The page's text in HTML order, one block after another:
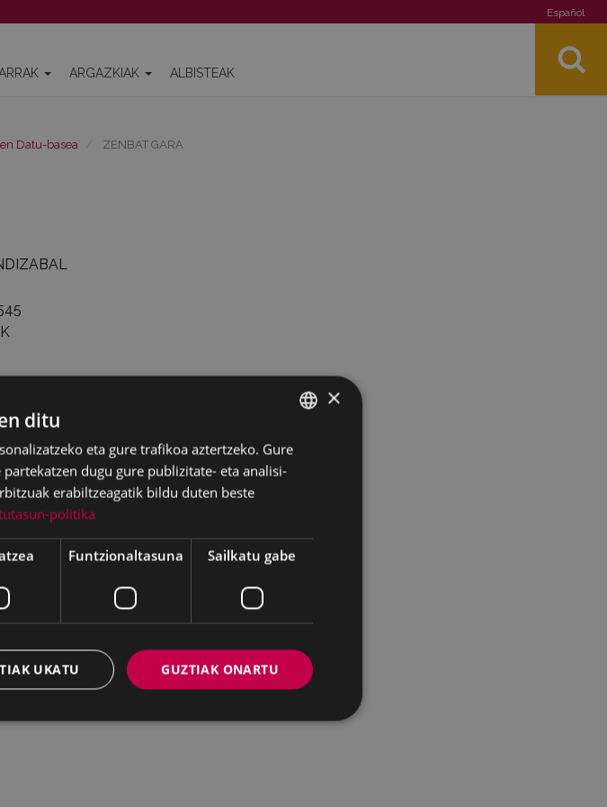
Español
ARGAZKIAK ALBISTEAK
Datu-basea ZENBAT GARA
BASQUE
SPANISH
×
ditu
eta gure trafikoa aztertzeko. Gure
dugu gure publizitate- eta analisi-
erabiltzeagatik bildu duten beste
politika
Funtzionaltasuna Sailkatu gabe
GUZTIAK ONARTU
UKATU